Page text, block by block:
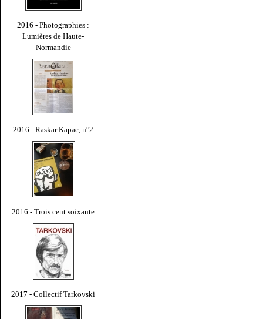
2016 - Photographies :
Lumières de Haute-
Normandie
2016 - Raskar Kapac, n°2
2016 - Trois cent soixante
2017 - Collectif Tarkovski